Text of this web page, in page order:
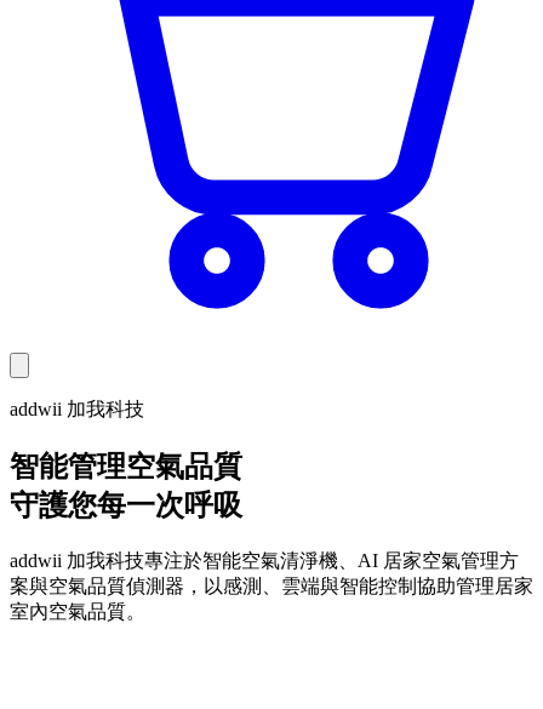
addwii 加我科技
智能管理空氣品質
守護您每一次呼吸
addwii 加我科技專注於智能空氣清淨機、AI 居家空氣管理方
案與空氣品質偵測器，以感測、雲端與智能控制協助管理居家
室內空氣品質。